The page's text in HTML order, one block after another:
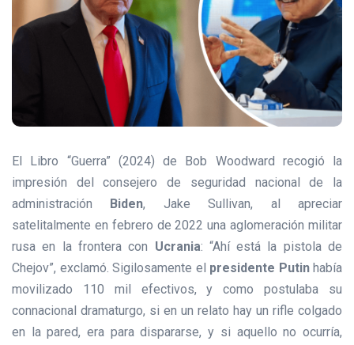
El Libro “Guerra” (2024) de Bob Woodward recogió la
impresión del consejero de seguridad nacional de la
administración
Biden, Jake Sullivan, al apreciar
satelitalmente en febrero de 2022 una aglomeración militar
rusa en la frontera con Ucrania: “Ahí está la pistola de
Chejov”, exclamó. Sigilosamente el presidente Putinhabía
movilizado 110 mil efectivos, y como postulaba su
connacional dramaturgo, si en un relato hay un rifle colgado
en la pared, era para dispararse, y si aquello no ocurría,